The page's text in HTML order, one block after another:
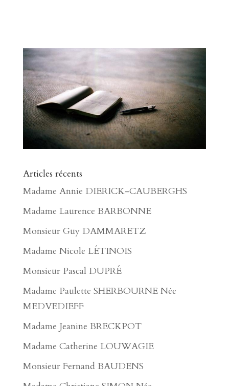
Articles récents
Madame Annie DIERICK-CAUBERGHS
Madame Laurence BARBONNE
Monsieur Guy DAMMARETZ
Madame Nicole LÉTINOIS
Monsieur Pascal DUPRÉ
Madame Paulette SHERBOURNE Née
MEDVEDIEFF
Madame Jeanine BRECKPOT
Madame Catherine LOUWAGIE
Monsieur Fernand BAUDENS